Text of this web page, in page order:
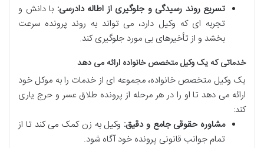
تسریع روند رسیدگی و جلوگیری از اطاله دادرسی: با دانش و
تجربه ای که وکیل دارد، می تواند به روند پرونده سرعت
بخشد و از تأخیرهای بی مورد جلوگیری کند.
خدماتی که یک وکیل متخصص خانواده ارائه می دهد
یک وکیل متخصص خانواده، مجموعه ای از خدمات را به موکل خود
ارائه می دهد تا او را در هر مرحله از پرونده طلاق عسر و حرج یاری
کند:
مشاوره حقوقی جامع و دقیق: وکیل به زن کمک می کند تا از
تمام جوانب قانونی پرونده خود آگاه شود.